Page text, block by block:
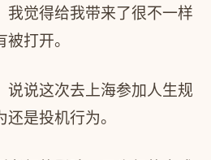
我觉得给我带来了很不一样
打开。
说说这次去上海参加人生规
是投机行为。